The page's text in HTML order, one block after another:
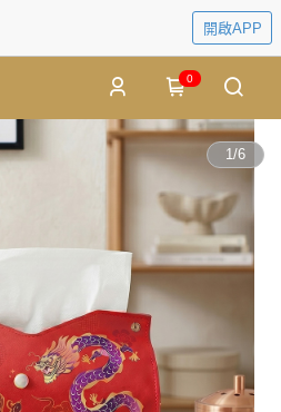
開啟APP
0
1/6